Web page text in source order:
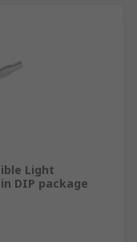
Light
DIP package